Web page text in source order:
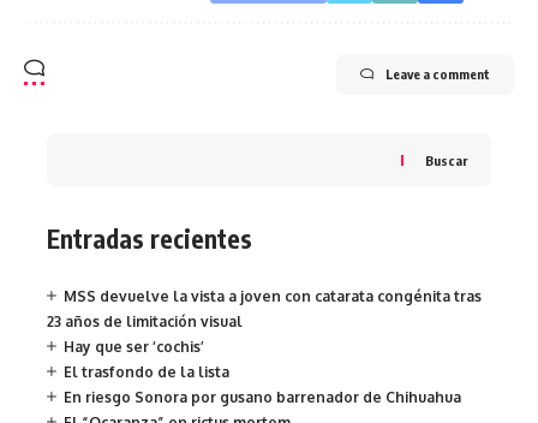
Leave a comment
Buscar
Entradas recientes
MSS devuelve la vista a joven con catarata congénita tras
23 años de limitación visual
Hay que ser ‘cochis’
El trasfondo de la lista
En riesgo Sonora por gusano barrenador de Chihuahua